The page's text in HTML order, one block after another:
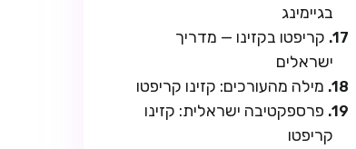
בגיימינג
קריפטו בקזינו — מדריך
ישראלים
מילה מהעורכים: קזינו קריפטו
פרספקטיבה ישראלית: קזינו
קריפטו